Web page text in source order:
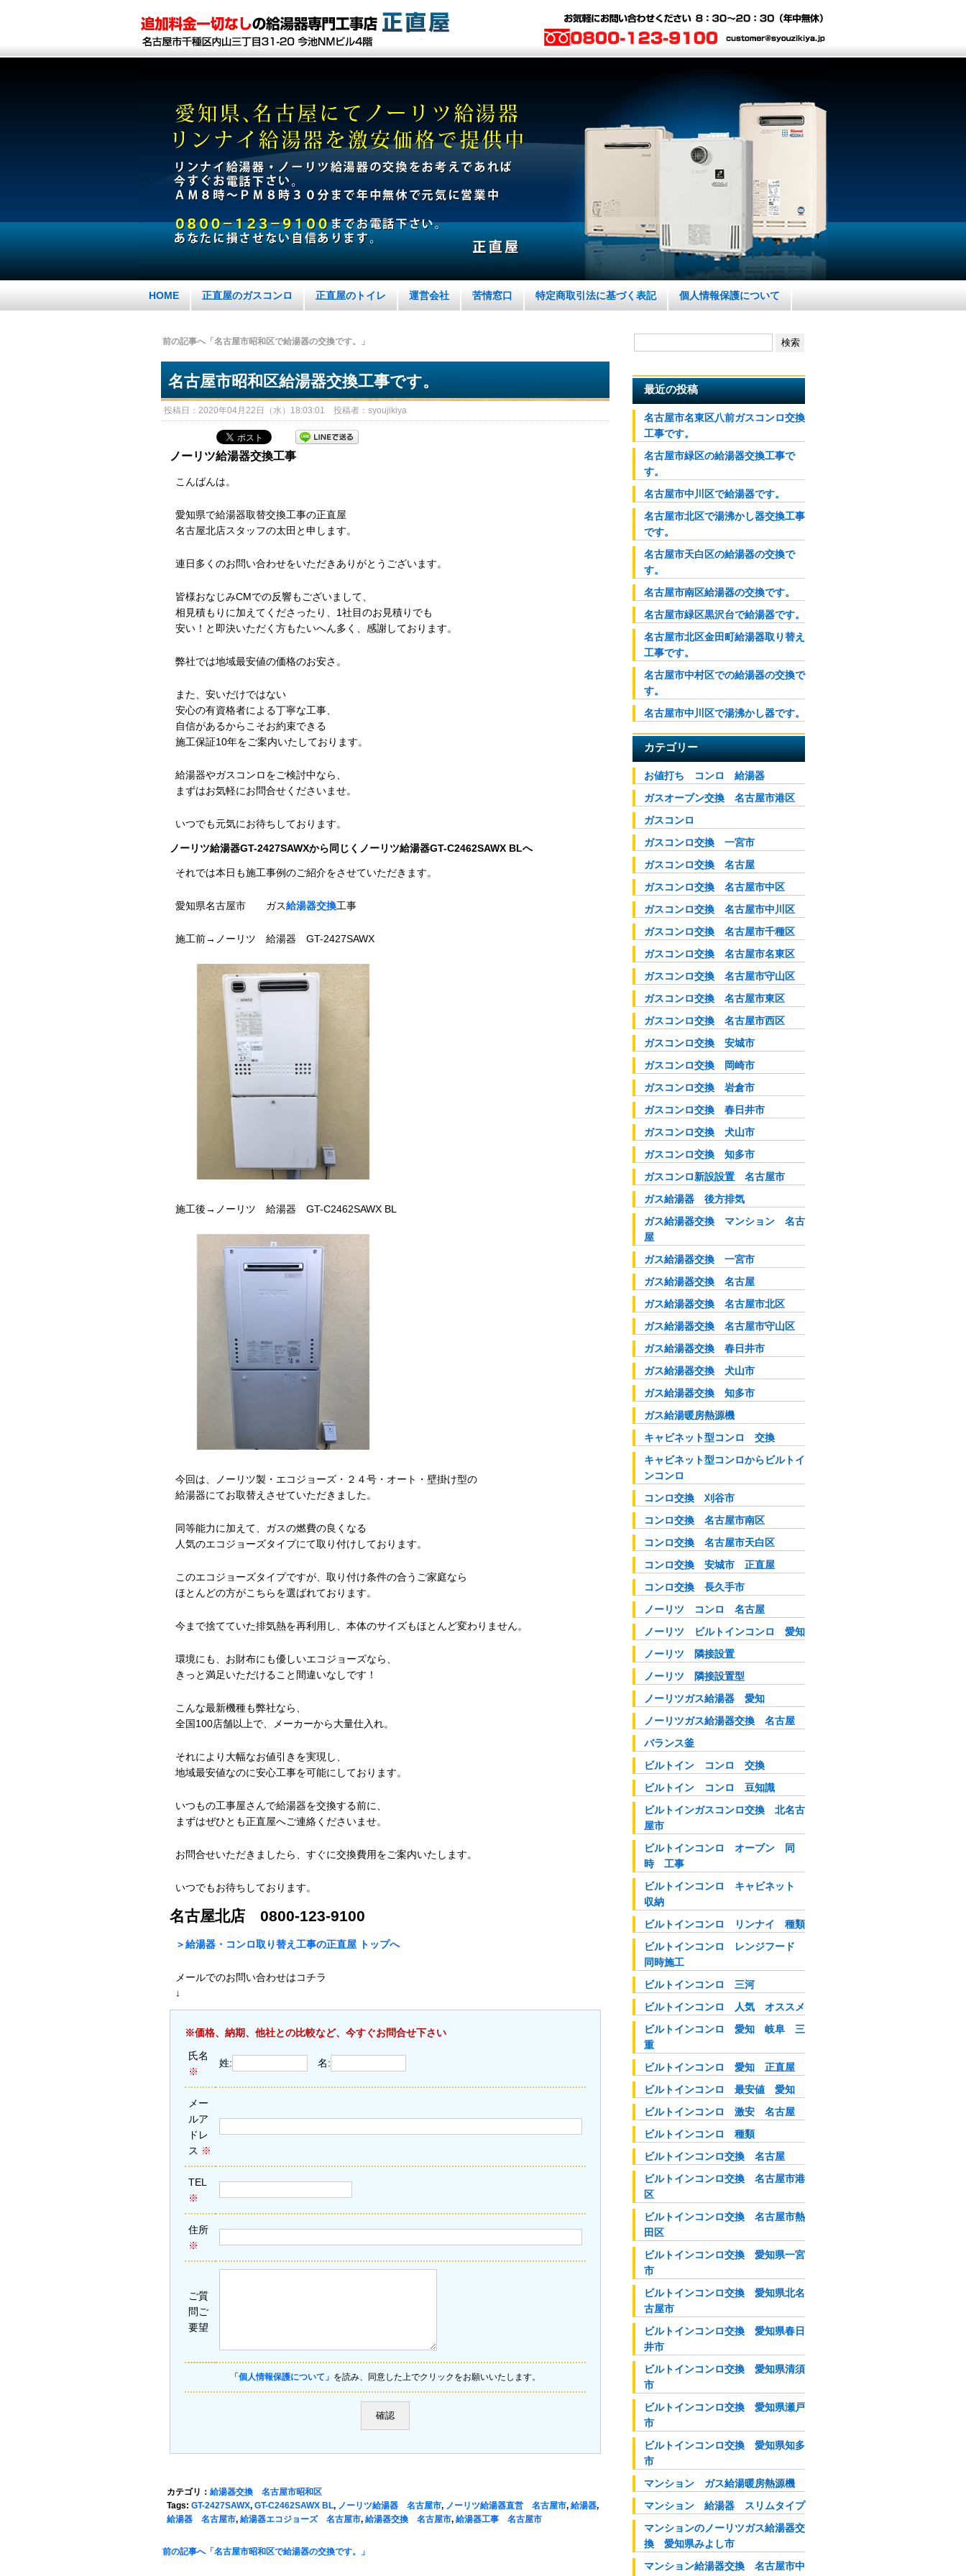
HOME 正直屋のガスコンロ 正直屋のトイレ 運営会社 苦情窓口 特定商取引法に基づく表記 個人情報保護について
前の記事へ「名古屋市昭和区で給湯器の交換です。」
名古屋市昭和区給湯器交換工事です。
投稿日：2020年04月22日（水）18:03:01 投稿者：syoujikiya
ノーリツ給湯器交換工事
こんばんは。
愛知県で給湯器取替交換工事の正直屋
名古屋北店スタッフの太田と申します。
連日多くのお問い合わせをいただきありがとうございます。
皆様おなじみCMでの反響もございまして、
相見積もりに加えてくださったり、1社目のお見積りでも
安い！と即決いただく方もたいへん多く、感謝しております。
弊社では地域最安値の価格のお安さ。
また、安いだけではない
安心の有資格者による丁寧な工事、
自信があるからこそお約束できる
施工保証10年をご案内いたしております。
給湯器やガスコンロをご検討中なら、
まずはお気軽にお問合せくださいませ。
いつでも元気にお待ちしております。
ノーリツ給湯器GT-2427SAWXから同じくノーリツ給湯器GT-C2462SAWX BLへ
それでは本日も施工事例のご紹介をさせていただきます。
愛知県名古屋市 ガス給湯器交換工事
施工前→ノーリツ 給湯器 GT-2427SAWX
施工後→ノーリツ 給湯器 GT-C2462SAWX BL
今回は、ノーリツ製・エコジョーズ・２４号・オート・壁掛け型の
給湯器にてお取替えさせていただきました。
同等能力に加えて、ガスの燃費の良くなる
人気のエコジョーズタイプにて取り付けしております。
このエコジョーズタイプですが、取り付け条件の合うご家庭なら
ほとんどの方がこちらを選ばれております。
今まで捨てていた排気熱を再利用し、本体のサイズもほとんど変わりません。
環境にも、お財布にも優しいエコジョーズなら、
きっと満足いただけること間違いなしです！
こんな最新機種も弊社なら、
全国100店舗以上で、メーカーから大量仕入れ。
それにより大幅なお値引きを実現し、
地域最安値なのに安心工事を可能にしております。
いつもの工事屋さんで給湯器を交換する前に、
まずはぜひとも正直屋へご連絡くださいませ。
お問合せいただきましたら、すぐに交換費用をご案内いたします。
いつでもお待ちしております。
名古屋北店 0800-123-9100
＞給湯器・コンロ取り替え工事の正直屋 トップへ
メールでのお問い合わせはコチラ
↓
※価格、納期、他社との比較など、今すぐお問合せ下さい
氏名
※
姓: 名:
メー
ルア
ドレ
ス ※
TEL
※
住所
※
ご質
問ご
要望
「個人情報保護について」 を読み、同意した上でクリックをお願いいたします。
カテゴリ： 給湯器交換 名古屋市昭和区
Tags: GT-2427SAWX, GT-C2462SAWX BL, ノーリツ給湯器 名古屋市, ノーリツ給湯器直営 名古屋市, 給湯器,
給湯器 名古屋市, 給湯器エコジョーズ 名古屋市, 給湯器交換 名古屋市, 給湯器工事 名古屋市
前の記事へ「名古屋市昭和区で給湯器の交換です。」
最近の投稿
名古屋市名東区八前ガスコンロ交換
工事です。
名古屋市緑区の給湯器交換工事で
す。
名古屋市中川区で給湯器です。
名古屋市北区で湯沸かし器交換工事
です。
名古屋市天白区の給湯器の交換で
す。
名古屋市南区給湯器の交換です。
名古屋市緑区黒沢台で給湯器です。
名古屋市北区金田町給湯器取り替え
工事です。
名古屋市中村区での給湯器の交換で
す。
名古屋市中川区で湯沸かし器です。
カテゴリー
お値打ち コンロ 給湯器
ガスオーブン交換 名古屋市港区
ガスコンロ
ガスコンロ交換 一宮市
ガスコンロ交換 名古屋
ガスコンロ交換 名古屋市中区
ガスコンロ交換 名古屋市中川区
ガスコンロ交換 名古屋市千種区
ガスコンロ交換 名古屋市名東区
ガスコンロ交換 名古屋市守山区
ガスコンロ交換 名古屋市東区
ガスコンロ交換 名古屋市西区
ガスコンロ交換 安城市
ガスコンロ交換 岡崎市
ガスコンロ交換 岩倉市
ガスコンロ交換 春日井市
ガスコンロ交換 犬山市
ガスコンロ交換 知多市
ガスコンロ新設設置 名古屋市
ガス給湯器 後方排気
ガス給湯器交換 マンション 名古
屋
ガス給湯器交換 一宮市
ガス給湯器交換 名古屋
ガス給湯器交換 名古屋市北区
ガス給湯器交換 名古屋市守山区
ガス給湯器交換 春日井市
ガス給湯器交換 犬山市
ガス給湯器交換 知多市
ガス給湯暖房熱源機
キャビネット型コンロ 交換
キャビネット型コンロからビルトイ
ンコンロ
コンロ交換 刈谷市
コンロ交換 名古屋市南区
コンロ交換 名古屋市天白区
コンロ交換 安城市 正直屋
コンロ交換 長久手市
ノーリツ コンロ 名古屋
ノーリツ ビルトインコンロ 愛知
ノーリツ 隣接設置
ノーリツ 隣接設置型
ノーリツガス給湯器 愛知
ノーリツガス給湯器交換 名古屋
バランス釜
ビルトイン コンロ 交換
ビルトイン コンロ 豆知識
ビルトインガスコンロ交換 北名古
屋市
ビルトインコンロ オーブン 同
時 工事
ビルトインコンロ キャビネット
収納
ビルトインコンロ リンナイ 種類
ビルトインコンロ レンジフード
同時施工
ビルトインコンロ 三河
ビルトインコンロ 人気 オススメ
ビルトインコンロ 愛知 岐阜 三
重
ビルトインコンロ 愛知 正直屋
ビルトインコンロ 最安値 愛知
ビルトインコンロ 激安 名古屋
ビルトインコンロ 種類
ビルトインコンロ交換 名古屋
ビルトインコンロ交換 名古屋市港
区
ビルトインコンロ交換 名古屋市熱
田区
ビルトインコンロ交換 愛知県一宮
市
ビルトインコンロ交換 愛知県北名
古屋市
ビルトインコンロ交換 愛知県春日
井市
ビルトインコンロ交換 愛知県清須
市
ビルトインコンロ交換 愛知県瀬戸
市
ビルトインコンロ交換 愛知県知多
市
マンション ガス給湯暖房熱源機
マンション 給湯器 スリムタイプ
マンションのノーリツガス給湯器交
換 愛知県みよし市
マンション給湯器交換 名古屋市中